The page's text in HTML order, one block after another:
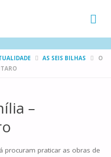
AS SEIS BILHAS
O
–
procuram praticar as obras de